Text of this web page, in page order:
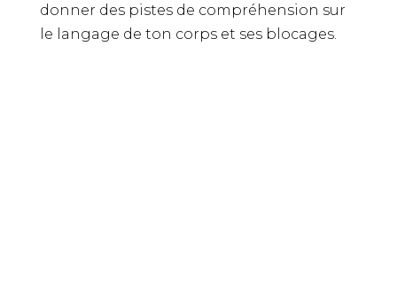
donner des pistes de compréhension sur
le langage de ton corps et ses blocages.